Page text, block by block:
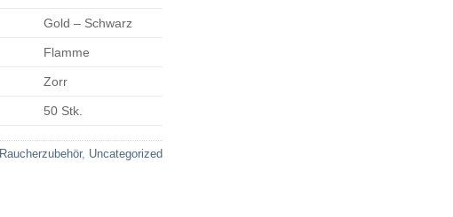
Gold – Schwarz
Flamme
Zorr
50 Stk.
Raucherzubehör, Uncategorized